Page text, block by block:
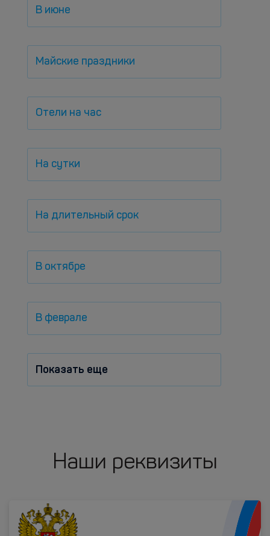
В июне
Майские праздники
Отели на час
На сутки
На длительный срок
В октябре
В феврале
Показать еще
Наши реквизиты